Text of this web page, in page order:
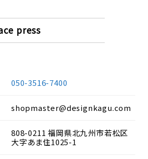
press
050-3516-7400
shopmaster@designkagu.com
808-0211 福岡県北九州市若松区
大字あま住1025-1